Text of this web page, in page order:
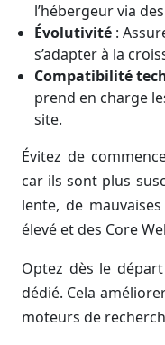
l’hébergeur via
Évolutivité :
s’adapter à la
Compatibilité
prend en charge
site.
Évitez de
car ils sont plus
lente, de
élevé et des Core
Optez dès le
dédié. Cela
moteurs de